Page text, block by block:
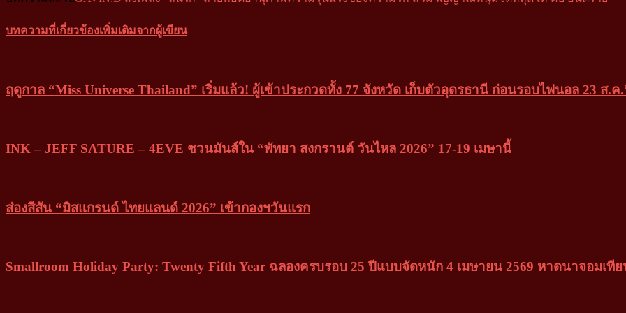
บทความที่เกี่ยวข้องเพิ่มเติมจากผู้เขียน
ฤดูกาล “Miss Universe Thailand” เริ่มแล้ว! ผู้เข้าประกวดทั้ง 77 จังหวัด เก็บตัวอุดรธานี ก่อนรอบไฟนอล 23 ส.ค
INK – JEFF SATURE – 4EVE ชวนมันส์ใน “พัทยา สงกรานต์ วันไหล 2026” 17-19 เมษานี้
ส่องสีสัน “มิสแกรนด์ ไทยแลนด์ 2026” เข้ากองฯวันแรก
Smallroom Holiday Party: Twenty Fifth Year ฉลองครบรอบ 25 ปีแบบจัดหนัก 4 เมษายน 2569 หาดนาจอมเที